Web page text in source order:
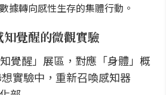
據轉向感性生存的集體行動。
覺醒的微觀實驗